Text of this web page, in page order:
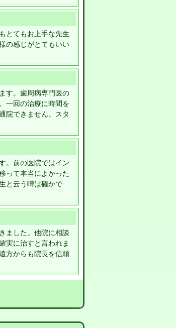
とてもお上手な先生
の感じがとてもいい
す。歯周病専門医の
一回の治療に時間を
院できません。スタ
。前の医院ではイン
って本当によかった
と云う噂は確かで
ました。他院に相談
実に治すと言われま
方からも院長を信頼